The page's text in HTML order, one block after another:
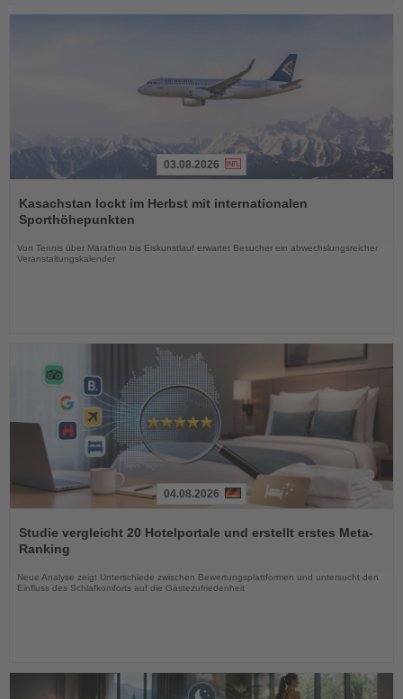
Sie
die
Nachrichten
03.08.2026
Kasachstan lockt im Herbst mit internationalen
Sporthöhepunkten
Von Tennis über Marathon bis Eiskunstlauf erwartet Besucher ein abwechslungsreicher
Veranstaltungskalender
Sie
die
Nachrichten
04.08.2026
Studie vergleicht 20 Hotelportale und erstellt erstes Meta-
Ranking
Neue Analyse zeigt Unterschiede zwischen Bewertungsplattformen und untersucht den
Einfluss des Schlafkomforts auf die Gästezufriedenheit